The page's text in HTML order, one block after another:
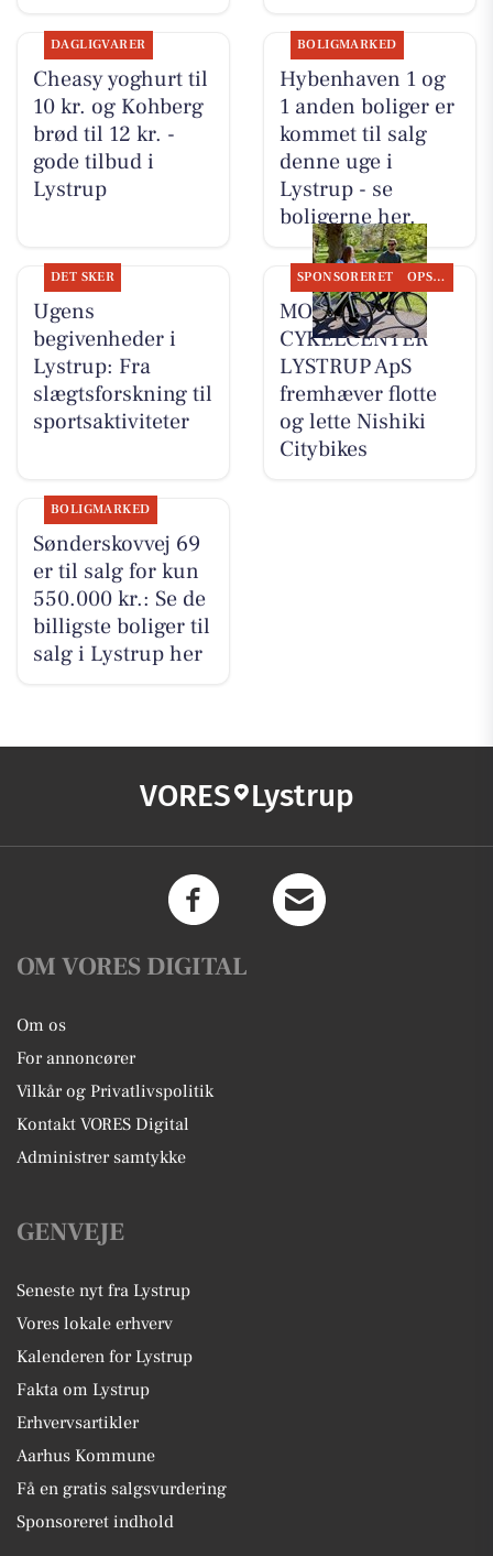
DAGLIGVARER
Cheasy yoghurt til
10 kr. og Kohberg
brød til 12 kr. -
gode tilbud i
Lystrup
BOLIGMARKED
Hybenhaven 1 og
1 anden boliger er
kommet til salg
denne uge i
Lystrup - se
boligerne her.
DET SKER
Ugens
begivenheder i
Lystrup: Fra
slægtsforskning til
sportsaktiviteter
SPONSORERET OPSLAGSTAVLEN
MOSQUITO
CYKELCENTER
LYSTRUP ApS
fremhæver flotte
og lette Nishiki
Citybikes
BOLIGMARKED
Sønderskovvej 69
er til salg for kun
550.000 kr.: Se de
billigste boliger til
salg i Lystrup her
VORES Lystrup
OM VORES DIGITAL
Om os
For annoncører
Vilkår og Privatlivspolitik
Kontakt VORES Digital
Administrer samtykke
GENVEJE
Seneste nyt fra Lystrup
Vores lokale erhverv
Kalenderen for Lystrup
Fakta om Lystrup
Erhvervsartikler
Aarhus Kommune
Få en gratis salgsvurdering
Sponsoreret indhold